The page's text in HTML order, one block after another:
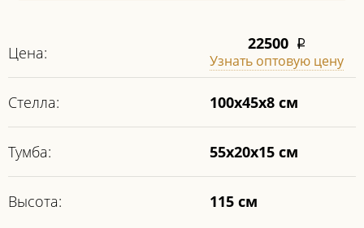
Цена: 22500 i
Узнать оптовую цену
Стелла: 100х45х8 см
Тумба: 55х20х15 см
Высота: 115 см